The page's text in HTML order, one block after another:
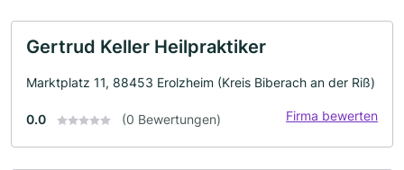
Gertrud Keller Heilpraktiker
Marktplatz 11, 88453 Erolzheim (Kreis Biberach an der Riß)
0.0 (0 Bewertungen) Firma bewerten